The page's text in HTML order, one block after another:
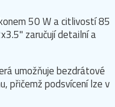
50 W a citlivostí 85
zaručují detailní a
umožňuje bezdrátové
přičemž podsvícení lze v